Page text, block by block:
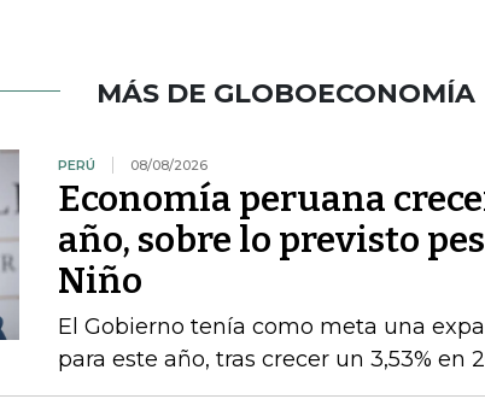
MÁS DE GLOBOECONOMÍA
PERÚ 08/08/2026
Economía peruana
año, sobre lo previsto
Niño
El Gobierno tenía como meta una
para este año, tras crecer un 3,53% en